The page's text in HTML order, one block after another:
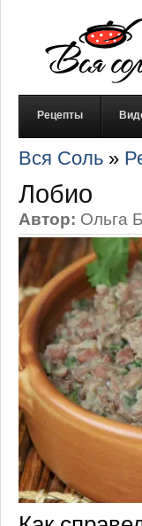
Рецепты
Вся Соль »
Лобио
Автор: Ольга